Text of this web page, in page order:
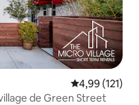
Évaluation
4,99 (121)
de Green Street